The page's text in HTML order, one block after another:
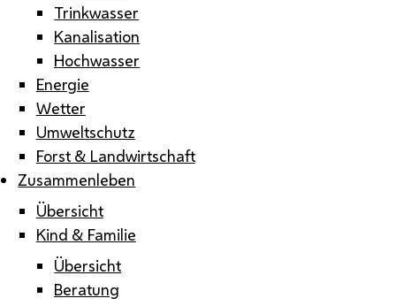
Trinkwasser
Kanalisation
Hochwasser
Energie
Wetter
Umweltschutz
Forst & Landwirtschaft
Zusammenleben
Übersicht
Kind & Familie
Übersicht
Beratung